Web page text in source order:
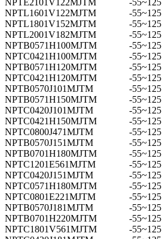
NPTL1601V122MJTM
-55~125
NPTL1801V152MJTM
-55~125
NPTL2001V182MJTM
-55~125
NPTB0571H100MJTM
-55~125
NPTC0421H100MJTM
-55~125
NPTB0571H120MJTM
-55~125
NPTC0421H120MJTM
-55~125
NPTB0570J101MJTM
-55~125
NPTB0571H150MJTM
-55~125
NPTC0420J101MJTM
-55~125
NPTC0421H150MJTM
-55~125
NPTC0800J471MJTM
-55~125
NPTB0570J151MJTM
-55~125
NPTB0701H180MJTM
-55~125
NPTC1201E561MJTM
-55~125
NPTC0420J151MJTM
-55~125
NPTC0571H180MJTM
-55~125
NPTC0801E221MJTM
-55~125
NPTB0570J181MJTM
-55~125
NPTB0701H220MJTM
-55~125
NPTC1801V561MJTM
-55~125